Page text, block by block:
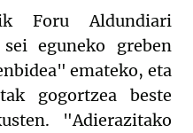
Foru Aldundiari
eguneko greben
emateko, eta
gogortzea beste
"Adierazitako